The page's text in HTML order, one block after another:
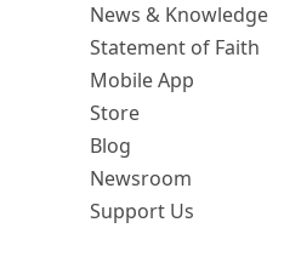
News & Knowledge
Statement of Faith
Mobile App
Store
Blog
Newsroom
Support Us